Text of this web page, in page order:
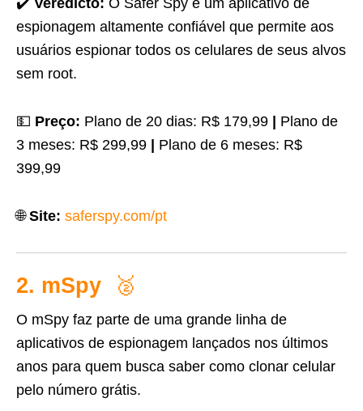
✔️ Veredicto: O Safer Spy é um aplicativo de
espionagem altamente confiável que permite aos
usuários espionar todos os celulares de seus alvos
sem root.
💵 Preço: Plano de 20 dias: R$ 179,99
Plano de
3 meses: R$ 299,99
Plano de 6 meses: R$
399,99
🌐Site: saferspy.com/pt
2. mSpy 🥈
O mSpy faz parte de uma grande linha de
aplicativos de espionagem lançados nos últimos
anos para quem busca saber como clonar celular
pelo número grátis.